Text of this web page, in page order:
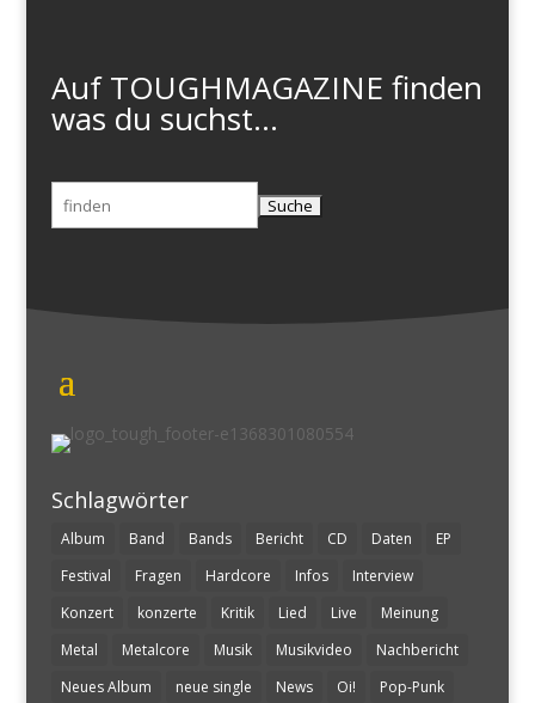
Auf TOUGHMAGAZINE finden
was du suchst...
Suchen
nach:
Schlagwörter
Album Band Bands Bericht CD Daten
EP
Festival
Fragen Hardcore Infos
Interview
Konzert
konzerte Kritik Lied Live
Meinung
Metal
Metalcore Musik Musikvideo
Nachbericht
Neues Album
neue single News Oi! Pop-Punk